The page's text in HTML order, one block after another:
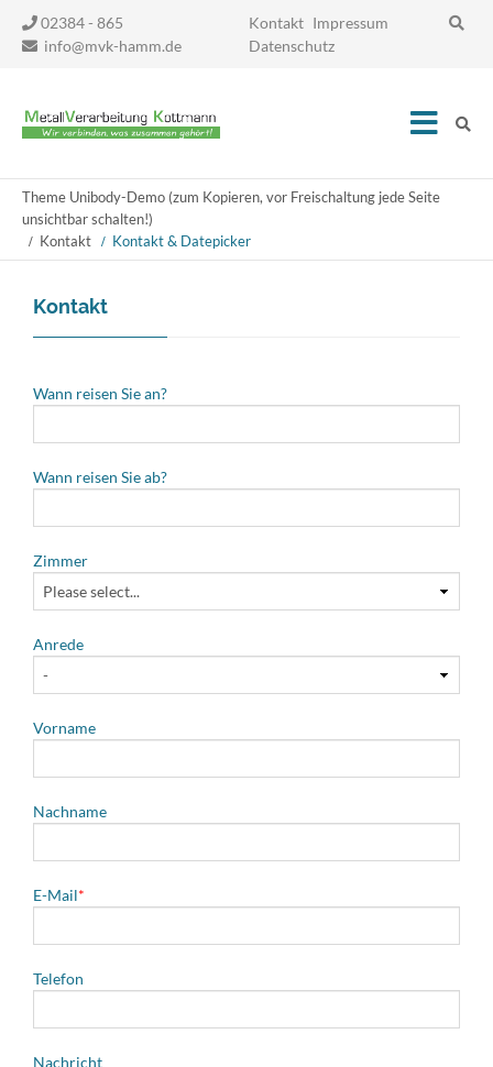
02384 - 865
info@mvk-hamm.de
Navigation
überspringen
Kontakt Impressum
Datenschutz
Theme Unibody-Demo (zum Kopieren, vor Freischaltung jede Seite
unsichtbar schalten!)
Kontakt
Kontakt & Datepicker
Kontakt
Wann reisen Sie an?
Wann reisen Sie ab?
Zimmer
Anrede
Vorname
Nachname
Pflichtfeld
E-Mail*
Telefon
Nachricht